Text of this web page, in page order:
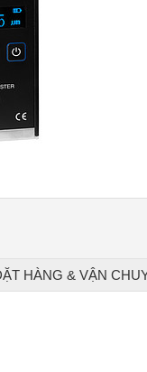
HÀNG & VẬN